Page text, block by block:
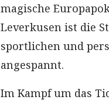
magische
Leverkusen ist die
sportlichen und
angespannt.
Im Kampf um das